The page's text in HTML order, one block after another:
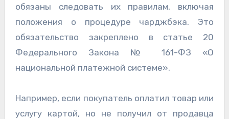
обязаны следовать их правилам, включая
положения о процедуре чарджбэка. Это
обязательство закреплено в статье 20
Федерального Закона № 161-ФЗ «О
национальной платежной системе».
Например, если покупатель оплатил товар или
услугу картой, но не получил от продавца